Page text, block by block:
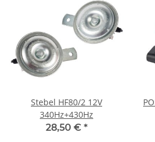
Stebel HF80/2 12V
340Hz+430Hz
28,50 € *